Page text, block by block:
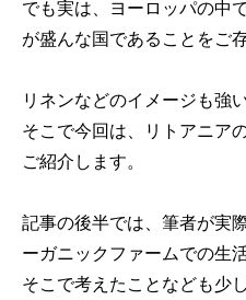
でも実は、ヨーロッパの中
が盛んな国であることをご
リネンなどのイメージも強
そこで今回は、リトアニア
ご紹介します。
記事の後半では、筆者が実
ーガニックファームでの生活
そこで考えたことなども少